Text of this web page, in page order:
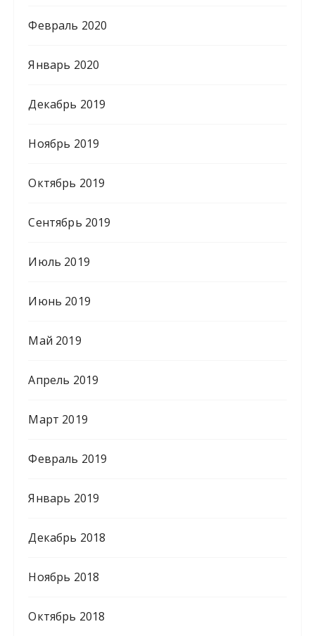
Февраль 2020
Январь 2020
Декабрь 2019
Ноябрь 2019
Октябрь 2019
Сентябрь 2019
Июль 2019
Июнь 2019
Май 2019
Апрель 2019
Март 2019
Февраль 2019
Январь 2019
Декабрь 2018
Ноябрь 2018
Октябрь 2018